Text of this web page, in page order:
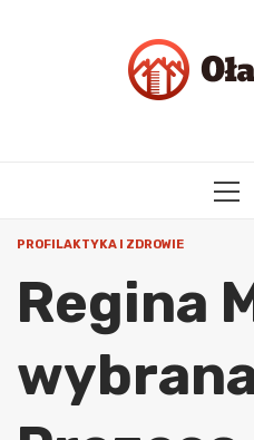
PROFILAKTYKA I ZDROWIE
Regina